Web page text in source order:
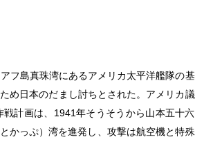
フ島真珠湾にあるアメリカ太平洋艦隊の基
め日本のだまし討ちとされた。アメリカ議
計画は、1941年そうそうから山本五十六
かっぷ）湾を進発し、攻撃は航空機と特殊